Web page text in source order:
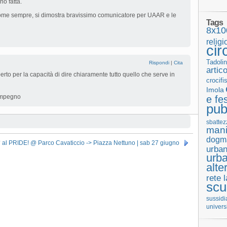
fatta.
sempre, si dimostra bravissimo comunicatore per UAAR e le
Rispondi | Cita
per la capacità di dire chiaramente tutto quello che serve in
al PRIDE! @ Parco Cavaticcio -> Piazza Nettuno | sab 27 giugno
Tags
Imola
e
rete